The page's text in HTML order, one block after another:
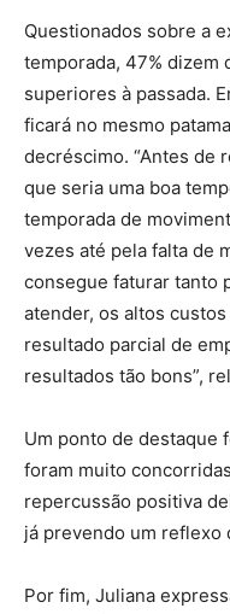
Questionados sobre a
temporada, 47% dizem
superiores à passada.
ficará no mesmo
decréscimo. “Antes de
que seria uma boa
temporada de
vezes até pela falta de
consegue faturar tanto
atender, os altos
resultado parcial de
resultados tão bons”,
Um ponto de destaque
foram muito
repercussão positiva
já prevendo um reflexo
Por fim, Juliana